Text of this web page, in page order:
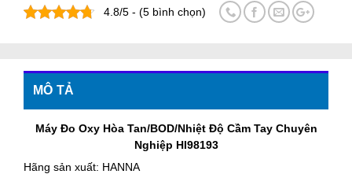
4.8/5 - (5 bình chọn)
MÔ TẢ
Máy Đo Oxy Hòa Tan/BOD/Nhiệt Độ Cầm Tay Chuyên
Nghiệp HI98193
Hãng sản xuất: HANNA